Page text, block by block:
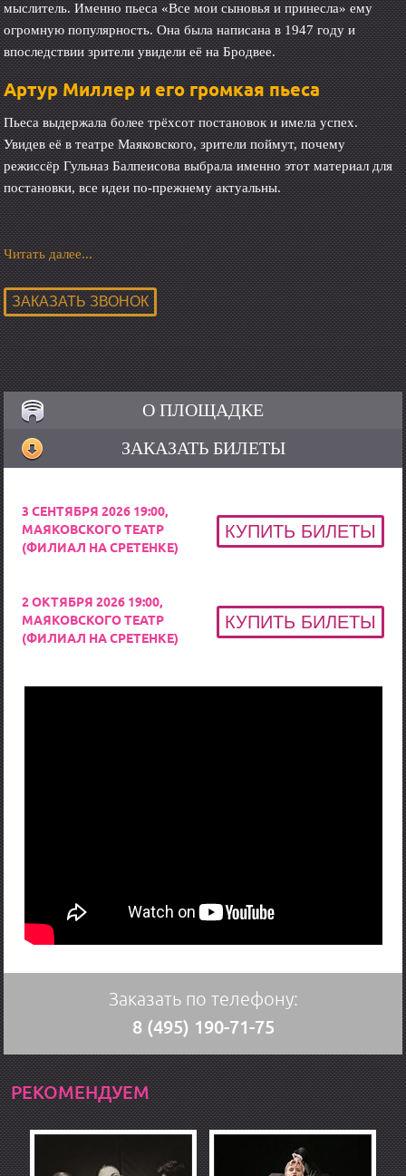
мыслитель. Именно пьеса «Все мои сыновья и принесла» ему
огромную популярность. Она была написана в 1947 году и
впоследствии зрители увидели её на Бродвее.
Артур Миллер и его громкая пьеса
Пьеса выдержала более трёхсот постановок и имела успех.
Увидев её в театре Маяковского, зрители поймут, почему
режиссёр Гульназ Балпеисова выбрала именно этот материал для
постановки, все идеи по-прежнему актуальны.
Читать далее...
О ПЛОЩАДКЕ
ЗАКАЗАТЬ БИЛЕТЫ
3 СЕНТЯБРЯ 2026 19:00,
МАЯКОВСКОГО ТЕАТР
(ФИЛИАЛ НА СРЕТЕНКЕ)
2 ОКТЯБРЯ 2026 19:00,
МАЯКОВСКОГО ТЕАТР
(ФИЛИАЛ НА СРЕТЕНКЕ)
Заказать по телефону:
8 (495) 190-71-75
РЕКОМЕНДУЕМ